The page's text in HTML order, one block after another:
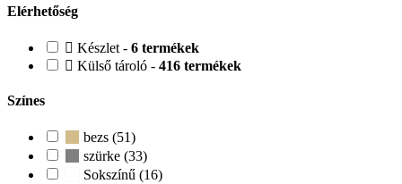
Elérhetőség
Készlet - 6 termékek
Külső tároló - 416 termékek
Színes
bezs (51)
szürke (33)
Sokszínű (16)